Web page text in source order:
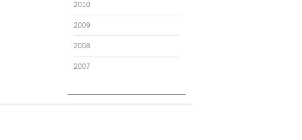
2010
2009
2008
2007